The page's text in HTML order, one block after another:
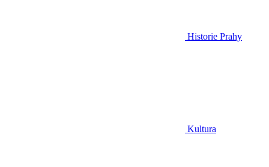
Historie Prahy
Kultura